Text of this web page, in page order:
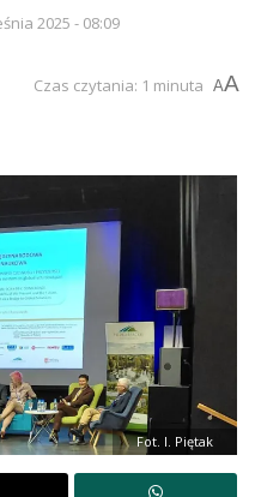
2025 - 08:09
Czas czytania: 1 minuta AA
Fot. I. Piętak